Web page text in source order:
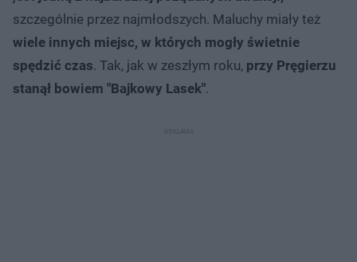
szczególnie przez najmłodszych. Maluchy miały też
wiele innych miejsc, w których mogły świetnie
spędzić czas. Tak, jak w zeszłym roku, przy Pręgierzu
stanął bowiem "Bajkowy Lasek".